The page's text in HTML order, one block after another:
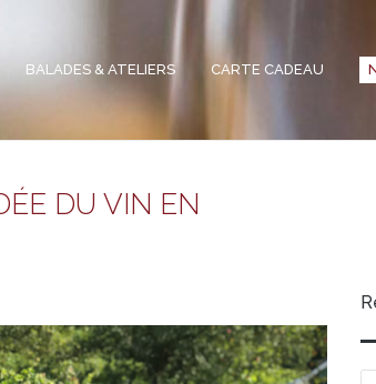
BALADES & ATELIERS CARTE CADEAU
DU VIN EN